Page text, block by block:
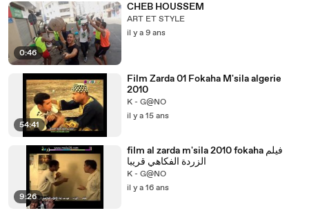
0:46
CHEB HOUSSEM
ART ET STYLE
il y a 9 ans
54:41
Film Zarda 01 Fokaha M'sila algerie
2010
K - G@NO
il y a 15 ans
9:26
film al zarda m'sila 2010 fokaha فيلم
الزردة الفكاهي قريبا
K - G@NO
il y a 16 ans